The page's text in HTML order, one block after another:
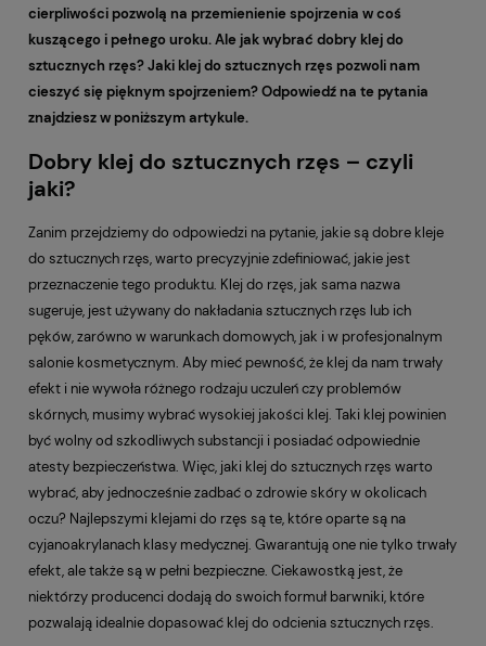
cierpliwości pozwolą na przemienienie spojrzenia w coś
kuszącego i pełnego uroku. Ale jak wybrać dobry klej do
sztucznych rzęs? Jaki klej do sztucznych rzęs pozwoli nam
cieszyć się pięknym spojrzeniem? Odpowiedź na te pytania
znajdziesz w poniższym artykule.
Dobry klej do sztucznych rzęs – czyli
jaki?
Zanim przejdziemy do odpowiedzi na pytanie, jakie są dobre kleje
do sztucznych rzęs, warto precyzyjnie zdefiniować, jakie jest
przeznaczenie tego produktu. Klej do rzęs, jak sama nazwa
sugeruje, jest używany do nakładania sztucznych rzęs lub ich
pęków, zarówno w warunkach domowych, jak i w profesjonalnym
salonie kosmetycznym. Aby mieć pewność, że klej da nam trwały
efekt i nie wywoła różnego rodzaju uczuleń czy problemów
skórnych, musimy wybrać wysokiej jakości klej. Taki klej powinien
być wolny od szkodliwych substancji i posiadać odpowiednie
atesty bezpieczeństwa. Więc, jaki klej do sztucznych rzęs warto
wybrać, aby jednocześnie zadbać o zdrowie skóry w okolicach
oczu? Najlepszymi klejami do rzęs są te, które oparte są na
cyjanoakrylanach klasy medycznej. Gwarantują one nie tylko trwały
efekt, ale także są w pełni bezpieczne. Ciekawostką jest, że
niektórzy producenci dodają do swoich formuł barwniki, które
pozwalają idealnie dopasować klej do odcienia sztucznych rzęs.